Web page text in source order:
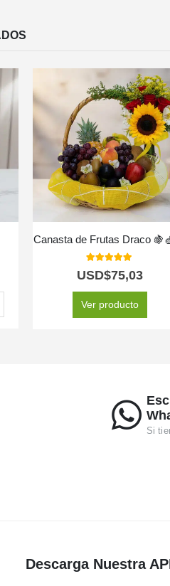
Canasta de Frutas Draco
USD$75,03
Ver producto
Si
Descarga Nuestra